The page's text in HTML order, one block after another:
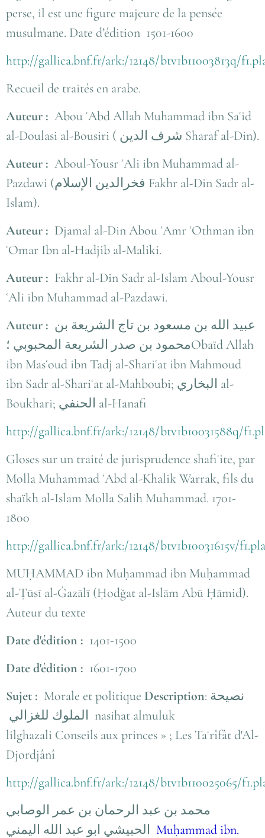
perse, il est une figure majeure de la pensée
musulmane. Date d’édition 1501-1600
http://gallica.bnf.fr/ark:/12148/btv1b11003813q/
Recueil de traités en arabe.
Auteur : Abou ʿAbd Allah Muhammad ibn Saʿid
al-Doulasi al-Bousiri ( شرف الدين Sharaf al-Din).
Auteur : Aboul-Yousr ʿAli ibn Muhammad al-
Pazdawi (فخرالدین الإسلام Fakhr al-Din Sadr al-
Islam).
Auteur : Djamal al-Din Abou ʿAmr ʿOthman ibn
ʿOmar Ibn al-Hadjib al-Maliki.
Auteur : Fakhr al-Din Sadr al-Islam Aboul-Yousr
ʿAli ibn Muhammad al-Pazdawi.
Auteur : عبيد الله بن مسعود بن تاج الشريعة بن
محمود بن صدر الشريعة المحبوبي ؛Obaïd Allah
ibn Masʿoud ibn Tadj al-Shariʿat ibn Mahmoud
ibn Sadr al-Shariʿat al-Mahboubi; البخاري al-
Boukhari; الحنفي al-Hanafi
http://gallica.bnf.fr/ark:/12148/btv1b10031588q/
Gloses sur un traité de jurisprudence shafiʿite, par
Molla Muhammad ʿAbd al-Khalik Warrak, fils du
shaïkh al-Islam Molla Salih Muhammad. 1701-
1800
http://gallica.bnf.fr/ark:/12148/btv1b10031615v/
MUḤAMMAD ibn Muḥammad ibn Muḥammad
al-Ṭūsī al-Ġazālī (Ḥodğat al-Islām Abū Ḥāmid).
Auteur du texte
Date d'édition : 1401-1500
Date d'édition : 1601-1700
Sujet : Morale et politique Description: نصيحة
الملوك للغزالي nasihat almuluk
lilghazali Conseils aux princes » ; Les Taʿrîfât d'Al-
Djordjânî
http://gallica.bnf.fr/ark:/12148/btv1b110025065/
محمد بن عبد الرحمان بن عمر الوصابي
Muḥammad ibn.